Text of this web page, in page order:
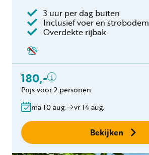
3 uur per dag buiten
Inclusief voer en strobodem
Overdekte rijbak
180,-
paard
Prijs voor 2 personen
ma 10 aug. vr 14 aug.
Bekijken